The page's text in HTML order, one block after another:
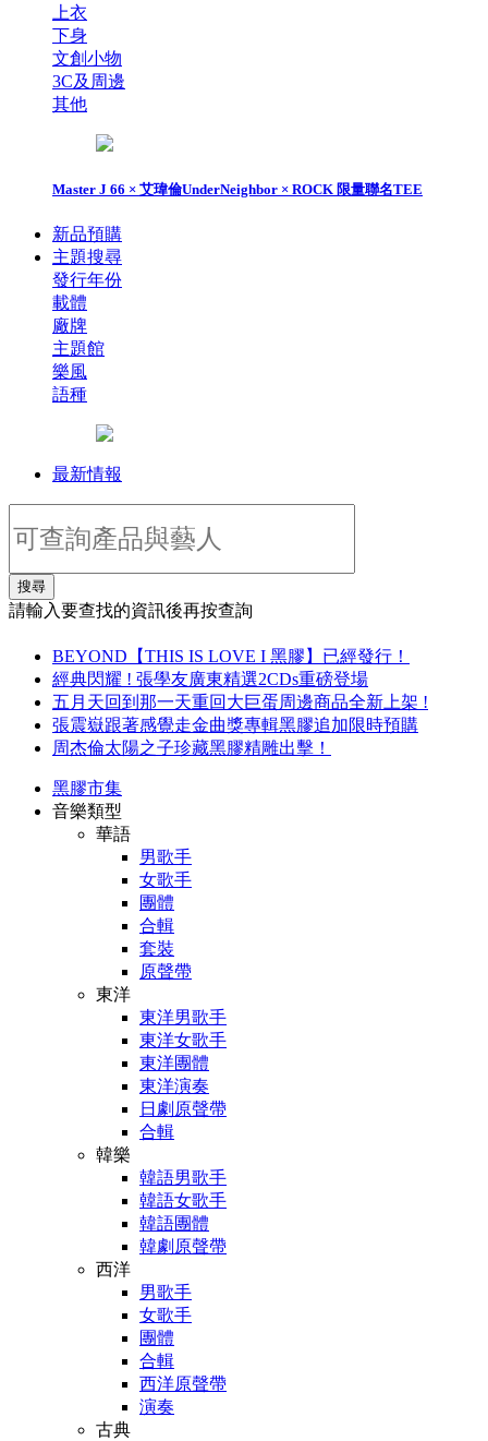
上衣
下身
文創小物
3C及周邊
其他
Master J 66 × 艾瑋倫UnderNeighbor × ROCK 限量聯名TEE
新品預購
主題搜尋
發行年份
載體
廠牌
主題館
樂風
語種
最新情報
搜尋
請輸入要查找的資訊後再按查詢
BEYOND【THIS IS LOVE I 黑膠】已經發行！
經典閃耀 ! 張學友廣東精選2CDs重磅登場
五月天回到那一天重回大巨蛋周邊商品全新上架 !
張震嶽跟著感覺走金曲獎專輯黑膠追加限時預購
周杰倫太陽之子珍藏黑膠精雕出擊！
黑膠市集
音樂類型
華語
男歌手
女歌手
團體
合輯
套裝
原聲帶
東洋
東洋男歌手
東洋女歌手
東洋團體
東洋演奏
日劇原聲帶
合輯
韓樂
韓語男歌手
韓語女歌手
韓語團體
韓劇原聲帶
西洋
男歌手
女歌手
團體
合輯
西洋原聲帶
演奏
古典